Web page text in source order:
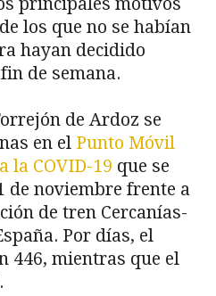
principales motivos
los que no se habían
hayan decidido
de semana.
de Ardoz se
en el Punto Móvil
la COVID-19 que se
de noviembre frente a
de tren Cercanías-
Por días, el
446, mientras que el